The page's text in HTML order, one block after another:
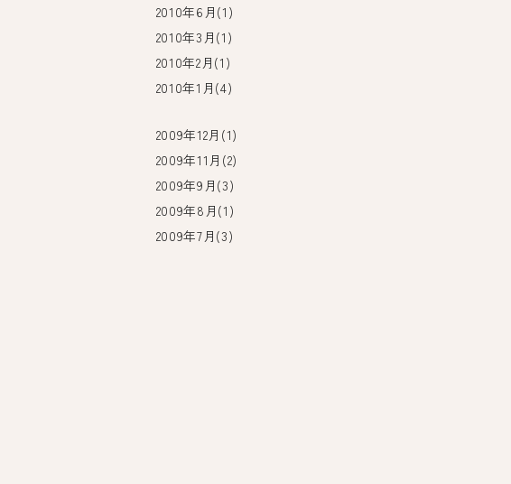
2010年6月(1)
2010年3月(1)
2010年2月(1)
2010年1月(4)
2009年12月(1)
2009年11月(2)
2009年9月(3)
2009年8月(1)
2009年7月(3)